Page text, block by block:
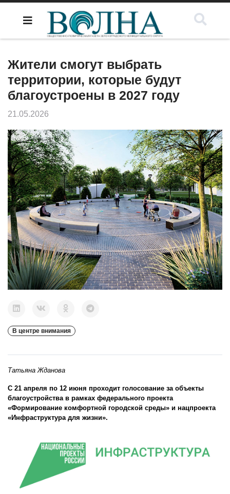
Жители смогут выбрать
территории, которые будут
благоустроены в 2027 году
21.05.2026
В центре внимания
Татьяна Жданова
С 21 апреля по 12 июня проходит голосование за объекты
благоустройства в рамках федерального проекта
«Формирование комфортной городской среды» и нацпроекта
«Инфраструктура для жизни».